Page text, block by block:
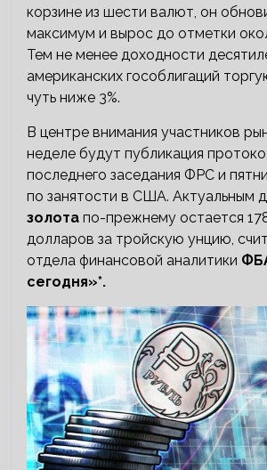
корзине из шести валют, он
максимум и вырос до отметки
Тем не менее доходности
американских гособлигаций
чуть ниже 3%.
В центре внимания участников
неделе будут публикация
последнего заседания ФРС и
по занятости в США. Актуальным
золота по-прежнему остается
долларов за тройскую унцию,
отдела финансовой аналитики
сегодня»*.